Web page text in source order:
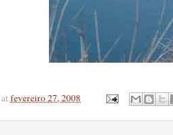
atfevereiro 27, 2008